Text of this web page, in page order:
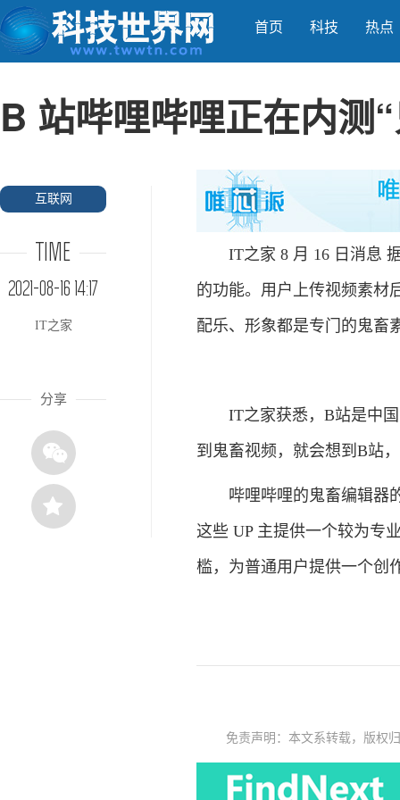
首页 科技 热点
B 站哔哩哔哩正在内测
互联网
TIME
2021-08-16 14:17
IT之家
分享
IT之家 8 月 16 日消息 据
的功能。用户上传视频素材
配乐、形象都是专门的鬼畜
IT之家获悉，B站是中国
到鬼畜视频，就会想到B站
哔哩哔哩的鬼畜编辑器的
这些 UP 主提供一个较为专
槛，为普通用户提供一个创
免责声明：本文系转载，版权